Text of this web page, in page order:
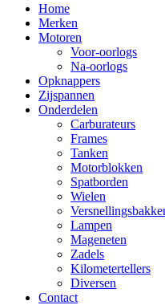
Home
Merken
Motoren
Voor-oorlogs
Na-oorlogs
Opknappers
Zijspannen
Onderdelen
Carburateurs
Frames
Tanken
Motorblokken
Spatborden
Wielen
Lampen
Mageneten
Zadels
Kilometertellers
Diversen
Contact